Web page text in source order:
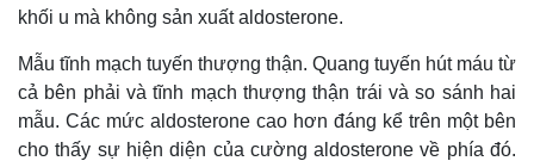
khối u mà không sản xuất aldosterone.
Mẫu tĩnh mạch tuyến thượng thận. Quang tuyến hút máu từ
cả bên phải và tĩnh mạch thượng thận trái và so sánh hai
mẫu. Các mức aldosterone cao hơn đáng kể trên một bên
cho thấy sự hiện diện của cường aldosterone về phía đó.